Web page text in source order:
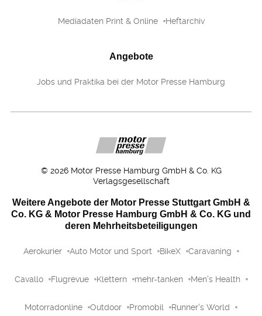
Mediadaten Print & Online Heftarchiv
Angebote
Jobs und Praktika bei der Motor Presse Hamburg
© 2026 Motor Presse Hamburg GmbH & Co. KG
Verlagsgesellschaft
Weitere Angebote der Motor Presse Stuttgart GmbH &
Co. KG & Motor Presse Hamburg GmbH & Co. KG und
deren Mehrheitsbeteiligungen
Aerokurier Auto Motor und Sport BikeX Caravaning
Cavallo Flugrevue Klettern mehr-tanken Men's Health
Motorradonline Outdoor Promobil Runner's World